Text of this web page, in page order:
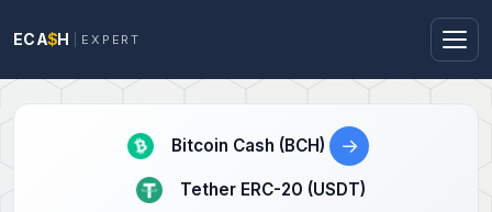
ECA$H EXPERT
Bitcoin Cash (BCH) →
Tether ERC-20 (USDT)